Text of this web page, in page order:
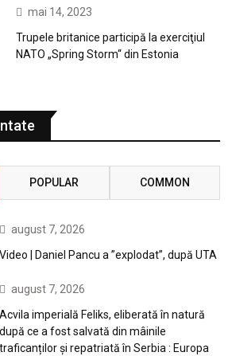
mai 14, 2023
Trupele britanice participă la exerciţiul
NATO „Spring Storm“ din Estonia
POPULAR COMMON
august 7, 2026
Video | Daniel Pancu a ”explodat”, după UTA
august 7, 2026
Acvila imperială Feliks, eliberată în natură
după ce a fost salvată din mâinile
traficanților și repatriată în Serbia : Europa